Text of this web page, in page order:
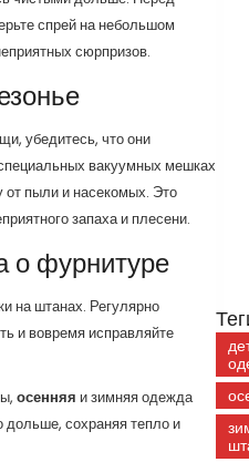
спрей на небольшом
сюрпризов.
убедитесь, что они
вакуумных мешках
от пыли и насекомых. Это
запаха и плесени.
о фурнитуре
на штанах. Регулярно
и вовремя исправляйте
осенняя и зимняя одежда
дольше, сохраняя тепло и